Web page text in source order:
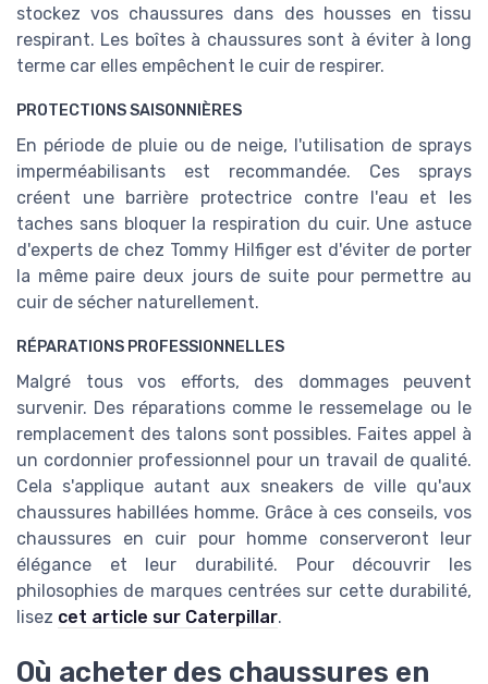
stockez vos chaussures dans des housses en tissu
respirant. Les boîtes à chaussures sont à éviter à long
terme car elles empêchent le cuir de respirer.
PROTECTIONS SAISONNIÈRES
En période de pluie ou de neige, l'utilisation de sprays
imperméabilisants est recommandée. Ces sprays
créent une barrière protectrice contre l'eau et les
taches sans bloquer la respiration du cuir. Une astuce
d'experts de chez Tommy Hilfiger est d'éviter de porter
la même paire deux jours de suite pour permettre au
cuir de sécher naturellement.
RÉPARATIONS PROFESSIONNELLES
Malgré tous vos efforts, des dommages peuvent
survenir. Des réparations comme le ressemelage ou le
remplacement des talons sont possibles. Faites appel à
un cordonnier professionnel pour un travail de qualité.
Cela s'applique autant aux sneakers de ville qu'aux
chaussures habillées homme. Grâce à ces conseils, vos
chaussures en cuir pour homme conserveront leur
élégance et leur durabilité. Pour découvrir les
philosophies de marques centrées sur cette durabilité,
lisez cet article sur Caterpillar.
Où acheter des chaussures en